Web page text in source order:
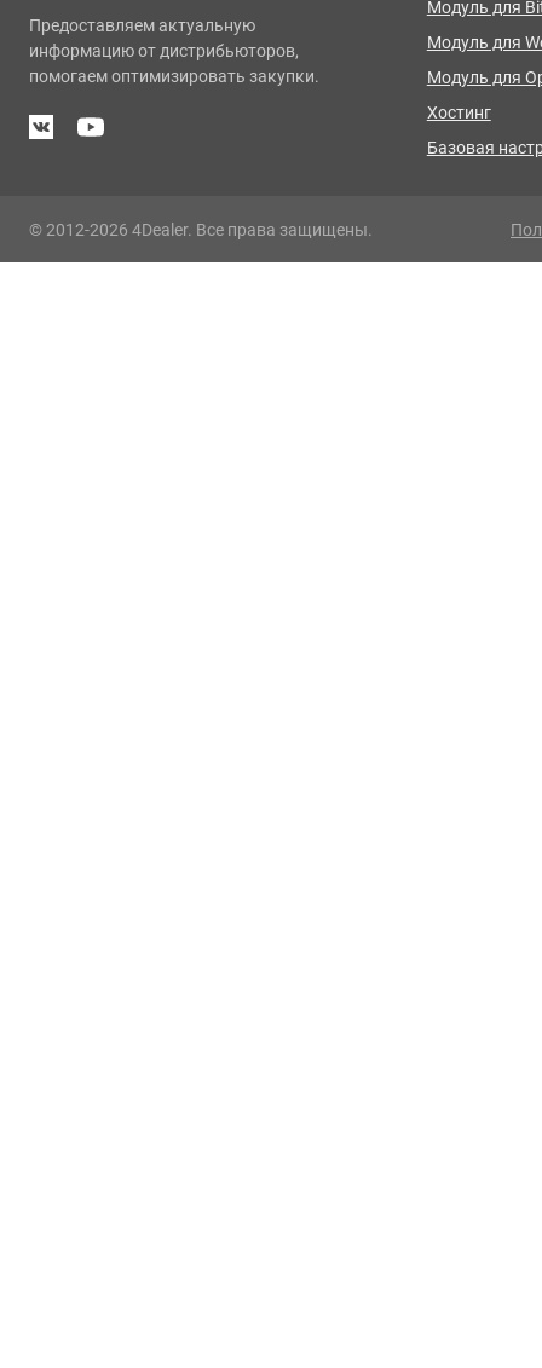
Предоставляем актуальную
информацию от дистрибьюторов,
помогаем оптимизировать закупки.
Модуль для
Модуль для
Модуль для
Хостинг
Базовая
© 2012-2026 4Dealer. Все права защищены.